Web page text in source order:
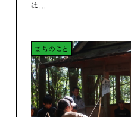
は...
まちのこと